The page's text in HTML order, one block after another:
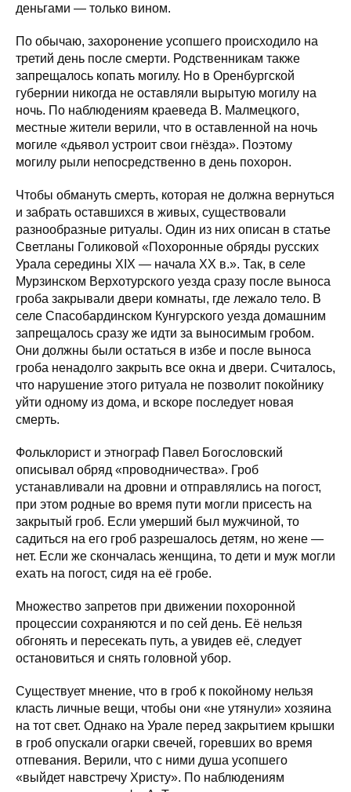
деньгами — только вином.
По обычаю, захоронение усопшего происходило на
третий день после смерти. Родственникам также
запрещалось копать могилу. Но в Оренбургской
губернии никогда не оставляли вырытую могилу на
ночь. По наблюдениям краеведа В. Малмецкого,
местные жители верили, что в оставленной на ночь
могиле «дьявол устроит свои гнёзда». Поэтому
могилу рыли непосредственно в день похорон.
Чтобы обмануть смерть, которая не должна вернуться
и забрать оставшихся в живых, существовали
разнообразные ритуалы. Один из них описан в статье
Светланы Голиковой «Похоронные обряды русских
Урала середины XIX — начала XX в.». Так, в селе
Мурзинском Верхотурского уезда сразу после выноса
гроба закрывали двери комнаты, где лежало тело. В
селе Спасобардинском Кунгурского уезда домашним
запрещалось сразу же идти за выносимым гробом.
Они должны были остаться в избе и после выноса
гроба ненадолго закрыть все окна и двери. Считалось,
что нарушение этого ритуала не позволит покойнику
уйти одному из дома, и вскоре последует новая
смерть.
Фольклорист и этнограф Павел Богословский
описывал обряд «проводничества». Гроб
устанавливали на дровни и отправлялись на погост,
при этом родные во время пути могли присесть на
закрытый гроб. Если умерший был мужчиной, то
садиться на его гроб разрешалось детям, но жене —
нет. Если же скончалась женщина, то дети и муж могли
ехать на погост, сидя на её гробе.
Множество запретов при движении похоронной
процессии сохраняются и по сей день. Её нельзя
обгонять и пересекать путь, а увидев её, следует
остановиться и снять головной убор.
Существует мнение, что в гроб к покойному нельзя
класть личные вещи, чтобы они «не утянули» хозяина
на тот свет. Однако на Урале перед закрытием крышки
в гроб опускали огарки свечей, горевших во время
отпевания. Верили, что с ними душа усопшего
«выйдет навстречу Христу». По наблюдениям